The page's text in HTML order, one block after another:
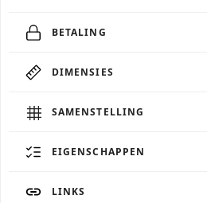
BETALING
DIMENSIES
SAMENSTELLING
EIGENSCHAPPEN
LINKS